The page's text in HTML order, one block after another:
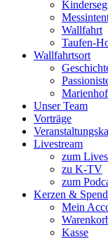
Wallfahrt
Taufen-
Wallfahrtsort
Marienhof
Unser Team
Vorträge
Livestream
zum
zu K-TV
zum
Kerzen &
Mein
Kasse